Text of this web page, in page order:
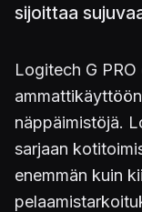
sijoittaa
Logitech G
näppäimistöjä.
sarjaan
enemmän kuin